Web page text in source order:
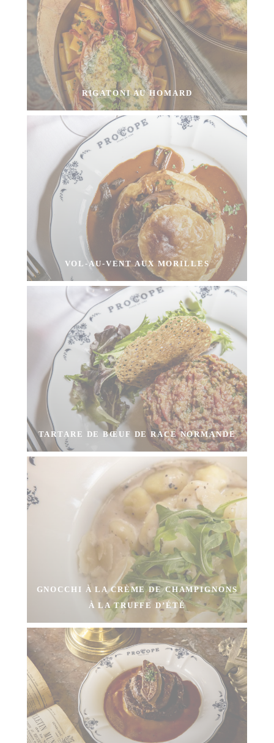
RIGATONI AU HOMARD
VOL-AU-VENT AUX MORILLES
TARTARE DE BŒUF DE RACE NORMANDE
GNOCCHI À LA CRÈME DE CHAMPIGNONS
À LA TRUFFE D’ÉTÉ